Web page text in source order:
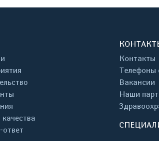
Контакты
Телефоны
Вакансии
Наши